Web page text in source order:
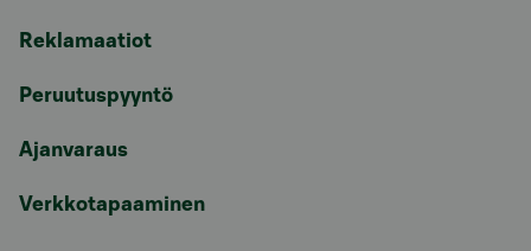
Reklamaatiot
Peruutuspyyntö
Ajanvaraus
Verkkotapaaminen